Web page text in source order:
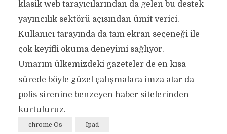
klasik web tarayıcılarından da gelen bu destek
yayıncılık sektörü açısından ümit verici.
Kullanıcı tarayında da tam ekran seçeneği ile
çok keyifli okuma deneyimi sağlıyor.
Umarım ülkemizdeki gazeteler de en kısa
sürede böyle güzel çalışmalara imza atar da
polis sirenine benzeyen haber sitelerinden
kurtuluruz.
chrome Os Ipad